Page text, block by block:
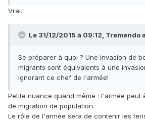
Vrai.
Le 31/12/2015 à 09:12, Tremendo
Se préparer à quoi ? Une invasion de
migrants sont équivalents à une
ignorant ce chef de l'armée!
Petite nuance quand même : l'armée peut
de migration de population.
Le rôle de l'armée sera de contenir les